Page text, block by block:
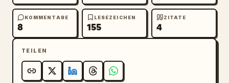
'SPRING SALE'"}},
{"number":4,"title":"Zusätzliche
Hinweise","items":{"count":4,"items":
Personen"},
{"icon":"shield","label":"Verwendung von
Marken- und Werktiteln"},{"icon":"id
KOMMENTARE
8
LESEZEICHEN
155
ZITATE
4
TEILEN